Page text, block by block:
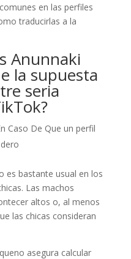
en las perfiles
traducirlas a la
Anunnaki
la supuesta
seri­a
Caso De Que un perfil
es bastante usual en los
Las machos
altos o, al menos
las chicas consideran
asegura calcular